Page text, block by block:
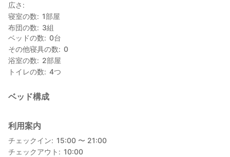
広さ
寝室の数
1部屋
布団の数
3組
ベッドの数
0台
その他寝具の数
0
浴室の数
2部屋
トイレの数
4つ
ベッド構成
利用案内
チェックイン
15:00 〜 21:00
チェックアウト
10:00